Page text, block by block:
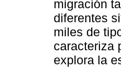
migración
diferentes
miles de
caracteriza
explora la